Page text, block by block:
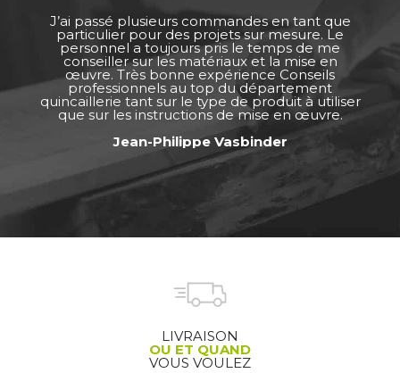
J’ai passé plusieurs commandes en tant que
particulier pour des projets sur mesure. Le
personnel a toujours pris le temps de me
conseiller sur les matériaux et la mise en
œuvre. Très bonne expérience Conseils
professionnels au top du département
quincaillerie tant sur le type de produit à utiliser
que sur les instructions de mise en œuvre.
Jean-Philippe Vasbinder
LIVRAISON
OU ET QUAND
VOUS VOULEZ